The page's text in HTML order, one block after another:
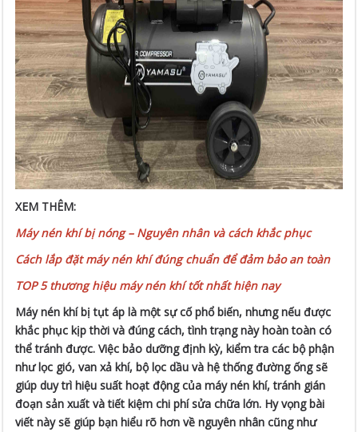
XEM THÊM:
Máy nén khí bị nóng – Nguyên nhân và cách khắc phục
Cách lắp đặt máy nén khí đúng chuẩn để đảm bảo an toàn
TOP 5 thương hiệu máy nén khí tốt nhất hiện nay
Máy nén khí bị tụt áp là một sự cố phổ biến, nhưng nếu được
khắc phục kịp thời và đúng cách, tình trạng này hoàn toàn có
thể tránh được. Việc bảo dưỡng định kỳ, kiểm tra các bộ phận
như lọc gió, van xả khí, bộ lọc dầu và hệ thống đường ống sẽ
giúp duy trì hiệu suất hoạt động của máy nén khí, tránh gián
đoạn sản xuất và tiết kiệm chi phí sửa chữa lớn. Hy vọng bài
viết này sẽ giúp bạn hiểu rõ hơn về nguyên nhân cũng như